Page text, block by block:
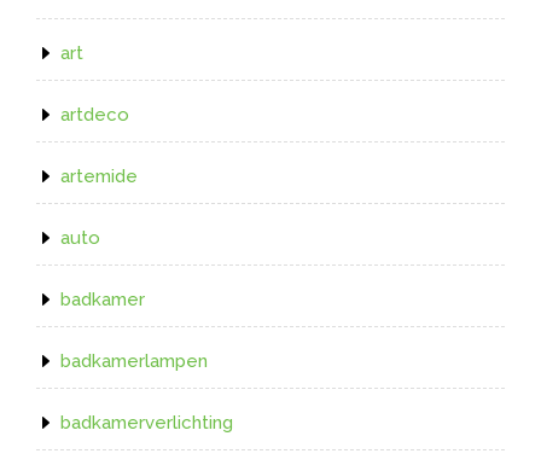
art
artdeco
artemide
auto
badkamer
badkamerlampen
badkamerverlichting